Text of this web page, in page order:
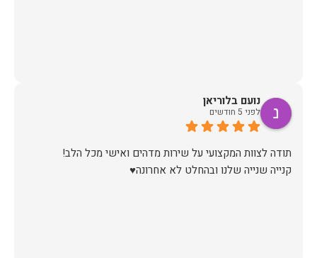
נועם בלוריאן
לפני 5 חודשים
קנייה שנייה שלנו ובהחלט לא אחרונה♥️